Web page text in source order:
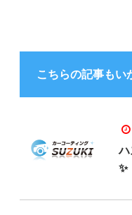
こちらの記事もい
✨